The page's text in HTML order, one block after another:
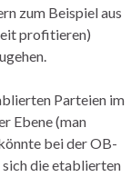
zum Beispiel aus
profitieren)
Parteien im
Ebene (man
bei der OB-
die etablierten